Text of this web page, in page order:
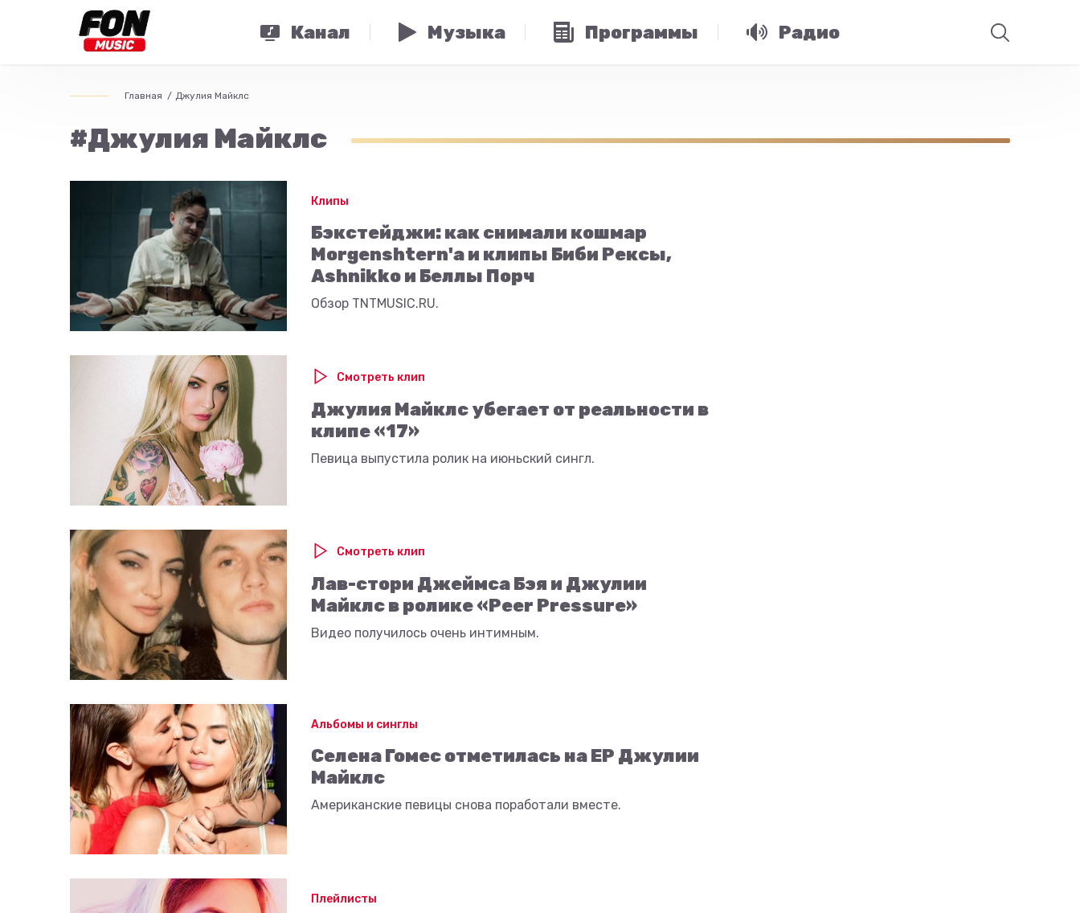
Канал Музыка Программы Радио
Главная Джулия Майклс
#Джулия Майклс
Клипы
Бэкстейджи: как снимали кошмар
Morgenshtern'а и клипы Биби Рексы,
Ashnikko и Беллы Порч
Обзор TNTMUSIC.RU.
Смотреть клип
Джулия Майклс убегает от реальности в
клипе «17»
Певица выпустила ролик на июньский сингл.
Смотреть клип
Лав-стори Джеймса Бэя и Джулии
Майклс в ролике «Peer Pressure»
Видео получилось очень интимным.
Альбомы и синглы
Селена Гомес отметилась на ЕР Джулии
Майклс
Американские певицы снова поработали вместе.
Плейлисты